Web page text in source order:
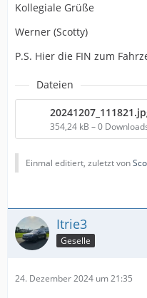
Kollegiale Grüße
Werner (Scotty)
P.S. Hier die FIN zum
Dateien
354,24 kB – 0
Einmal editiert, zuletzt von
Itrie3
Geselle
24. Dezember 2024 um 21:35